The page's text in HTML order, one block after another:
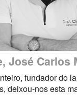
José Carlos
fundador do
deixou-nos esta